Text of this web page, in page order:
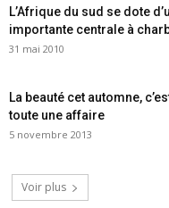
L’Afrique du sud se dote
importante centrale à
31 mai 2010
La beauté cet automne,
toute une affaire
5 novembre 2013
Voir plus